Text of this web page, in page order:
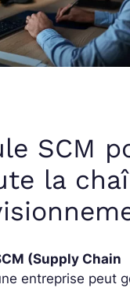
SCM
la
(Supply Chain
entreprise peut